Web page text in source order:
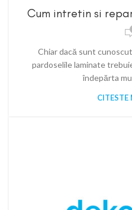
Cum intretin si
Chiar dacă sunt
pardoselile laminate
îndepărta
CITESTE